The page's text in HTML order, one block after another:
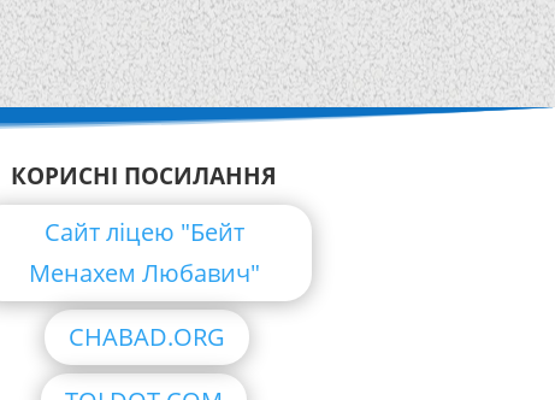
КОРИСНІ ПОСИЛАННЯ
Сайт ліцею "Бейт
Менахем Любавич"
CHABAD.ORG